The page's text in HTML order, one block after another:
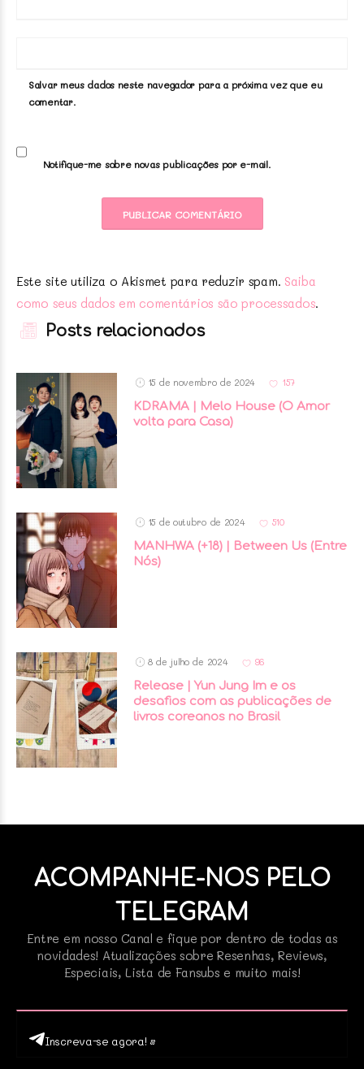
Salvar meus dados neste navegador para a próxima vez que eu
comentar.
Notifique-me sobre novas publicações por e-mail.
Este site utiliza o Akismet para reduzir spam. Saiba
como seus dados em comentários são processados.
Posts relacionados
15 de novembro de 2024 157
KDRAMA | Melo House (O Amor
volta para Casa)
15 de outubro de 2024 510
MANHWA (+18) | Between Us (Entre
Nós)
8 de julho de 2024 96
Release | Yun Jung Im e os
desafios com as publicações de
livros coreanos no Brasil
ACOMPANHE-NOS PELO
TELEGRAM
Entre em nosso Canal e fique por dentro de todas as
novidades! Atualizações sobre Resenhas, Reviews,
Especiais, Lista de Fansubs e muito mais!
Inscreva-se agora! •